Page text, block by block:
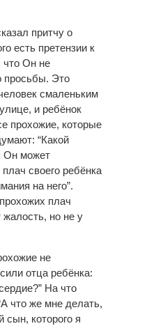
притчу о
есть претензии к
что Он не
просьбы. Это
смаленьким
и ребёнок
прохожие, которые
“Какой
Он может
своего ребёнка
на него”.
плач
но не у
не
отца ребёнка:
На что
что же мне делать,
которого я